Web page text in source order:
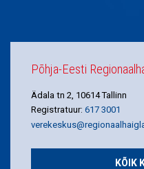
Põhja-Eesti
Ädala tn 2, 10614 Tallinn
Registratuur: 617 3001
KÕIK